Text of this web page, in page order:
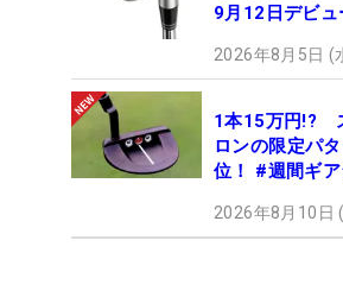
9月12日デビュ
2026年8月5日 (
1本15万円!?
ロンの限定パ
位！ #週間ギ
2026年8月10日